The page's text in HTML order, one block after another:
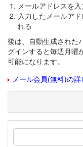
メールアドレスを入
入力したメールア
れる
後は、自動生成された
グインすると毎週月曜
可能になります。
メール会員(無料)の詳